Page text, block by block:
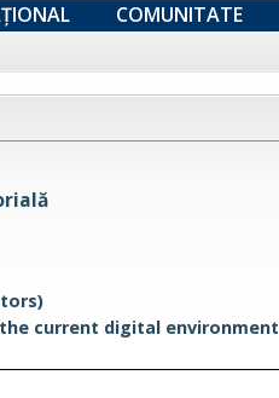
COMUNITATE
current digital environment